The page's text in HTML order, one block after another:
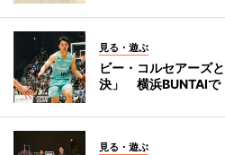
見る・遊ぶ
ビー・コルセアーズ
決」 横浜BUNTAIで
見る・遊ぶ